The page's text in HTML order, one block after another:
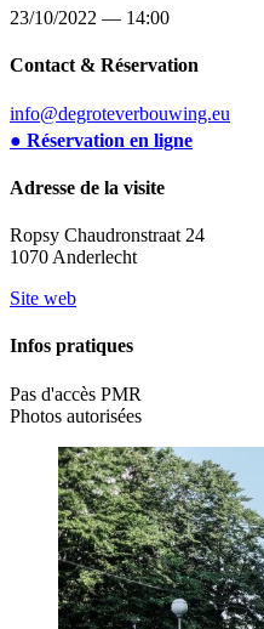
23/10/2022 — 14:00
Contact & Réservation
info@degroteverbouwing.eu
● Réservation en ligne
Adresse de la visite
Ropsy Chaudronstraat 24
1070 Anderlecht
Site web
Infos pratiques
Pas d'accès PMR
Photos autorisées